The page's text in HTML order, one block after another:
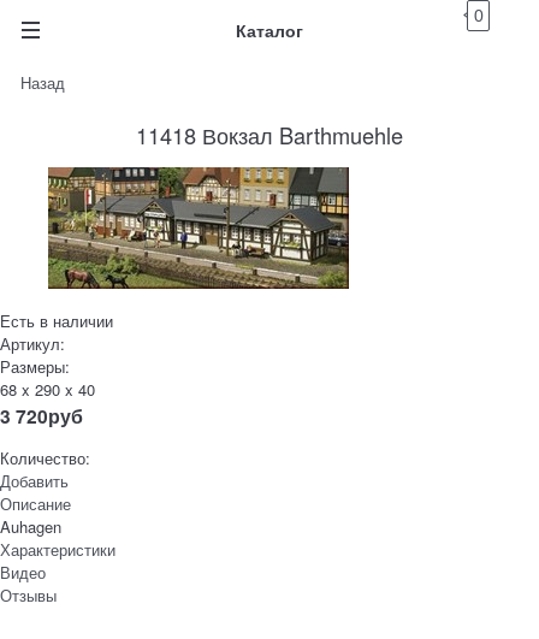
Каталог
0
Назад
11418 Вокзал Barthmuehle
Есть в наличии
Артикул:
Размеры:
68 x 290 x 40
3 720руб
Количество:
Добавить
Описание
Auhagen
Характеристики
Видео
Отзывы